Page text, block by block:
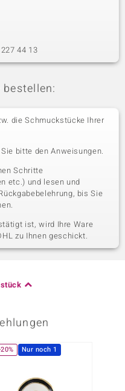
44 13
die Schmuckstücke Ihrer
bitte den Anweisungen.
Schritte
etc.) und lesen und
bis Sie
ist, wird Ihre Ware
zu Ihnen geschickt.
Nur noch 1